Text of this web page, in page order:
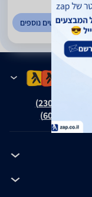
לפרטים נוספים